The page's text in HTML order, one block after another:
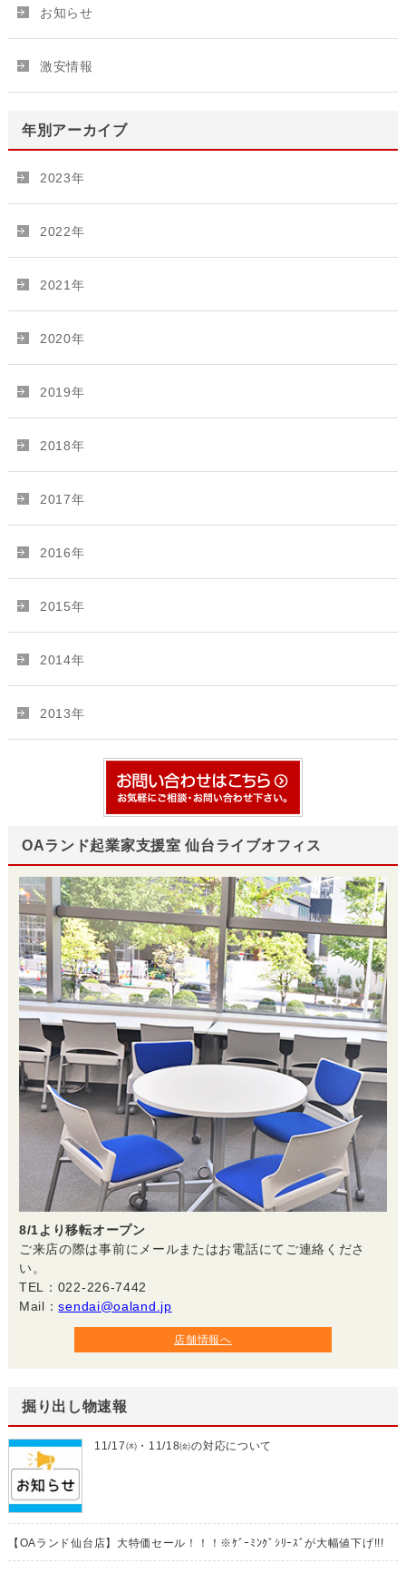
お知らせ
激安情報
年別アーカイブ
2023年
2022年
2021年
2020年
2019年
2018年
2017年
2016年
2015年
2014年
2013年
OAランド起業家支援室 仙台ライブオフィス
8/1より移転オープン
ご来店の際は事前にメールまたはお電話にてご連絡くださ
い。
TEL：022-226-7442
Mail：sendai@oaland.jp
店舗情報へ
掘り出し物速報
11/17㈭・11/18㈮の対応について
【OAランド仙台店】大特価セール！！！※ｹﾞｰﾐﾝｸﾞｼﾘｰｽﾞが大幅値下げ!!!